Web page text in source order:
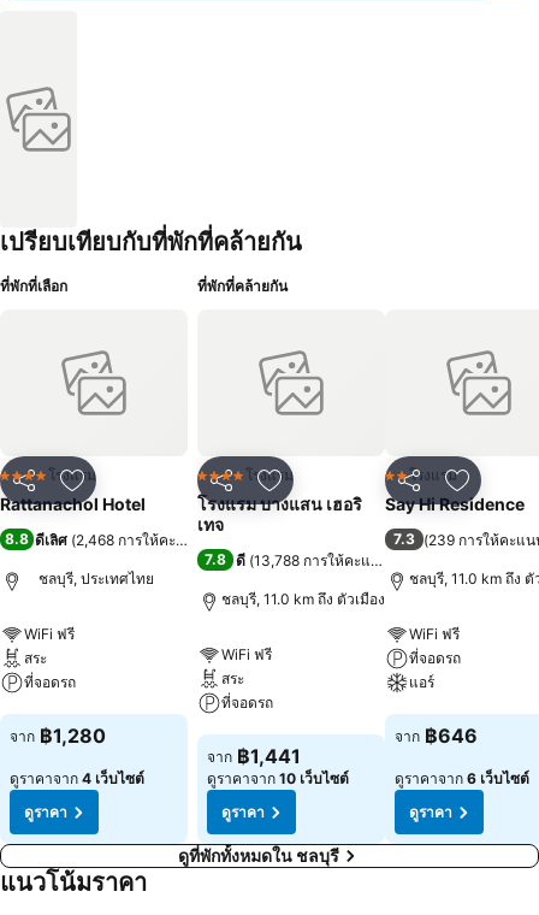
เปรียบเทียบกับที่พักที่คล้ายกัน
ที่พักที่เลือก
แชร์ เพิ่มในรายการโปรด
4 ดาว โรงแรม
Rattanachol Hotel
8.8 ดีเลิศ (2,468 การให้คะแนน
ชลบุรี, ประเทศไทย
WiFi ฟรี
สระ
ที่จอดรถ
ดูราคา
จาก ฿1,280
ดูราคาจาก 4 เว็บไซต์
ดูราคา
ที่พักที่คล้ายกัน
แชร์ เพิ่มในรายการโปรด
4 ดาว โรงแรม
โรงแรม บางแสน เฮอริ
เทจ
7.8 ดี (13,788 การให้คะแนน
ชลบุรี, 11.0 km ถึง ตัวเมือง
WiFi ฟรี
สระ
ที่จอดรถ
ดูราคา
จาก ฿1,441
ดูราคาจาก 10 เว็บไซต์
ดูราคา
แชร์ เพิ่มในรา
2 ดาวโรงแรม
Say Hi Residence
7.3 (239 การให้คะแ
ชลบุรี, 11.0 km ถึง ตั
WiFi ฟรี
ที่จอดรถ
แอร์
ดูราคา
จาก ฿646
ดูราคาจาก 6 เว็บไซต์
ดูราคา
ดูที่พักทั้งหมดใน ชลบุรี
แนวโน้มราคา